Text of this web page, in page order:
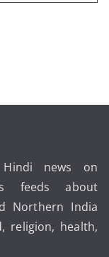
news on
feeds about
Northern India
religion, health,